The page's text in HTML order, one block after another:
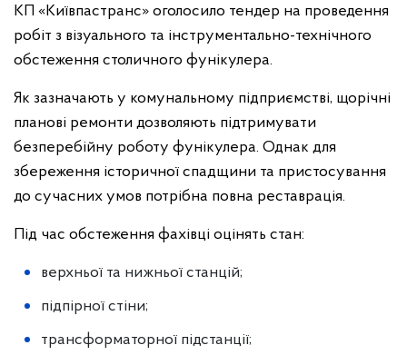
КП «Київпастранс» оголосило тендер на проведення
робіт з візуального та інструментально-технічного
обстеження столичного фунікулера.
Як зазначають у комунальному підприємстві, щорічні
планові ремонти дозволяють підтримувати
безперебійну роботу фунікулера. Однак для
збереження історичної спадщини та пристосування
до сучасних умов потрібна повна реставрація.
Під час обстеження фахівці оцінять стан:
верхньої та нижньої станцій;
підпірної стіни;
трансформаторної підстанції;